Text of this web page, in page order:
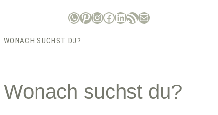
WhatsApp
Pinterest
Instagram
Facebook
LinkedIn
RSS-Feed
E-Mail
WONACH SUCHST DU?
Wonach suchst du?